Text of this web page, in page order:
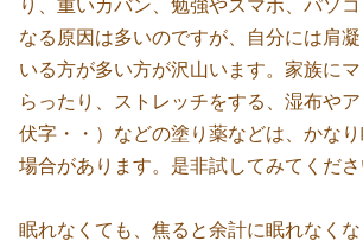
り、重いカバン、勉強やスマホ、パソ
なる原因は多いのですが、自分には肩
いる方が多い方が沢山います。家族に
らったり、ストレッチをする、湿布や
伏字・・）などの塗り薬などは、かな
場合があります。是非試してみてくださ
眠れなくても、焦ると余計に眠れなくな